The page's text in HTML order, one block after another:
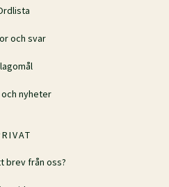
brev från oss?
och svar
nyheter